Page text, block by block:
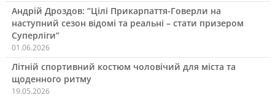
Андрій Дроздов: “Цілі Прикарпаття-Говерли на
наступний сезон відомі та реальні – стати призером
Суперліги”
01.06.2026
Літній спортивний костюм чоловічий для міста та
щоденного ритму
19.05.2026